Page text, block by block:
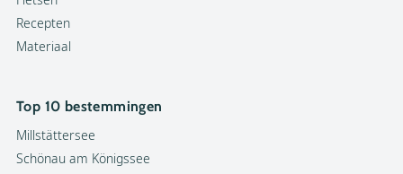
Recepten
Materiaal
Top 10 bestemmingen
Millstättersee
Schönau am Königssee